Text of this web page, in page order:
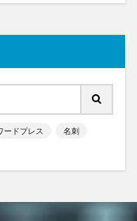
ードプレス 名刺